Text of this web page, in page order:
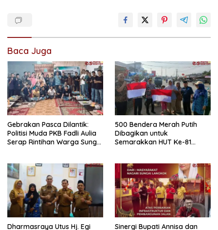
Baca Juga
Gebrakan Pasca Dilantik:
Politisi Muda PKB Fadli Aulia
Serap Rintihan Warga Sungai
500 Bendera Merah Putih
Dibagikan untuk
Semarakkan HUT Ke-81
Dharmasraya Utus Hj. Egi
Sinergi Bupati Annisa dan